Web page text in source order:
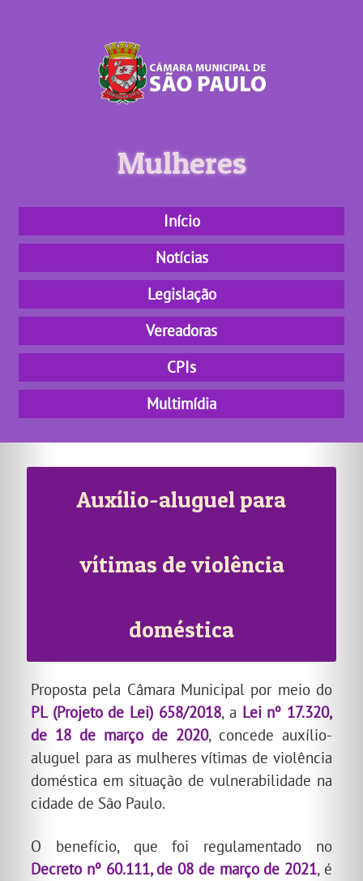
Mulheres
Início
Notícias
Legislação
Vereadoras
CPIs
Multimídia
Auxílio-aluguel para
vítimas de violência
doméstica
Proposta pela Câmara Municipal por meio do
PL (Projeto de Lei) 658/2018, a Lei nº 17.320,
de 18 de março de 2020, concede auxílio-
aluguel para as mulheres vítimas de violência
doméstica em situação de vulnerabilidade na
cidade de São Paulo.
O benefício, que foi regulamentado no
Decreto nº 60.111, de 08 de março de 2021, é